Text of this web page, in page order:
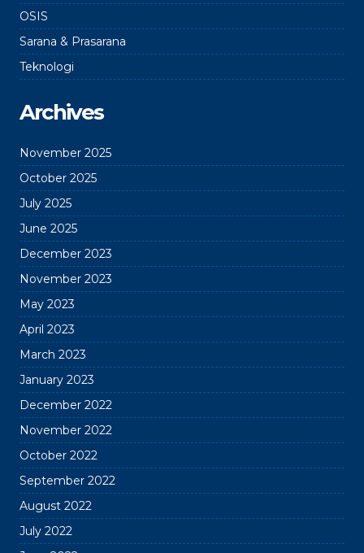
OSIS
Sarana & Prasarana
Teknologi
Archives
November 2025
October 2025
July 2025
June 2025
December 2023
November 2023
May 2023
April 2023
March 2023
January 2023
December 2022
November 2022
October 2022
September 2022
August 2022
July 2022